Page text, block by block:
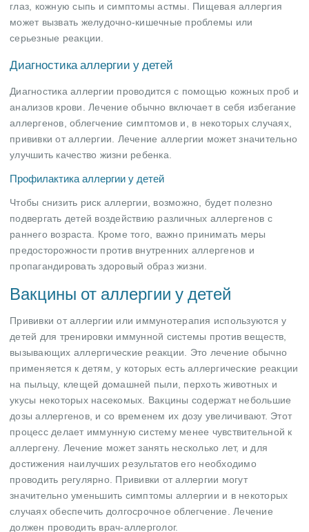
глаз, кожную сыпь и симптомы астмы. Пищевая аллергия
может вызвать желудочно-кишечные проблемы или
серьезные реакции.
Диагностика аллергии у детей
Диагностика аллергии проводится с помощью кожных проб и
анализов крови. Лечение обычно включает в себя избегание
аллергенов, облегчение симптомов и, в некоторых случаях,
прививки от аллергии. Лечение аллергии может значительно
улучшить качество жизни ребенка.
Профилактика аллергии у детей
Чтобы снизить риск аллергии, возможно, будет полезно
подвергать детей воздействию различных аллергенов с
раннего возраста. Кроме того, важно принимать меры
предосторожности против внутренних аллергенов и
пропагандировать здоровый образ жизни.
Вакцины от аллергии у детей
Прививки от аллергии или иммунотерапия используются у
детей для тренировки иммунной системы против веществ,
вызывающих аллергические реакции. Это лечение обычно
применяется к детям, у которых есть аллергические реакции
на пыльцу, клещей домашней пыли, перхоть животных и
укусы некоторых насекомых. Вакцины содержат небольшие
дозы аллергенов, и со временем их дозу увеличивают. Этот
процесс делает иммунную систему менее чувствительной к
аллергену. Лечение может занять несколько лет, и для
достижения наилучших результатов его необходимо
проводить регулярно. Прививки от аллергии могут
значительно уменьшить симптомы аллергии и в некоторых
случаях обеспечить долгосрочное облегчение. Лечение
должен проводить врач-аллерголог.